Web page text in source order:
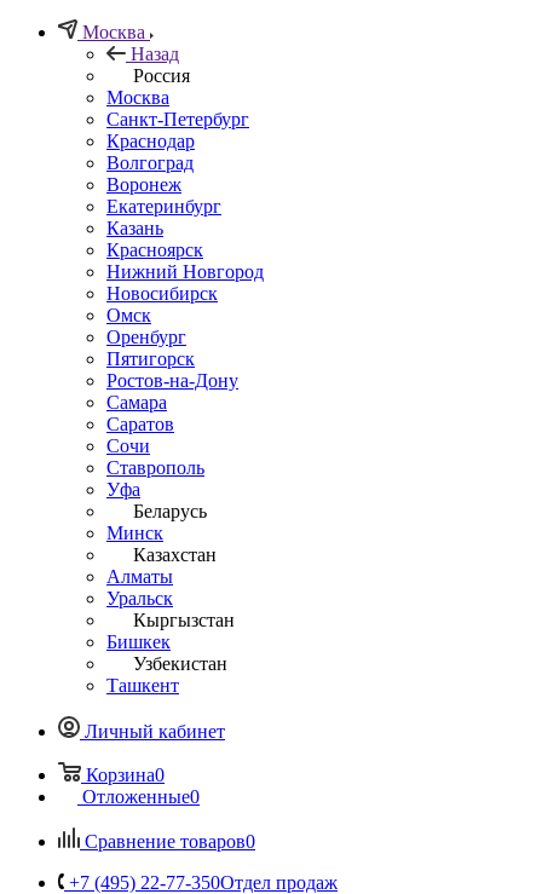
Москва
Назад
Россия
Москва
Санкт-Петербург
Краснодар
Волгоград
Воронеж
Екатеринбург
Казань
Красноярск
Нижний Новгород
Новосибирск
Омск
Оренбург
Пятигорск
Ростов-на-Дону
Самара
Саратов
Сочи
Ставрополь
Уфа
Беларусь
Минск
Казахстан
Алматы
Уральск
Кыргызстан
Бишкек
Узбекистан
Ташкент
Личный кабинет
Корзина0
Отложенные0
Сравнение товаров0
+7 (495) 22-77-350Отдел продаж